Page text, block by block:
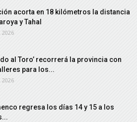
acorta en 18 kilómetros la distancia
y Tahal
2026
al Toro’ recorrerá la provincia con
para los...
2026
regresa los días 14 y 15 a los